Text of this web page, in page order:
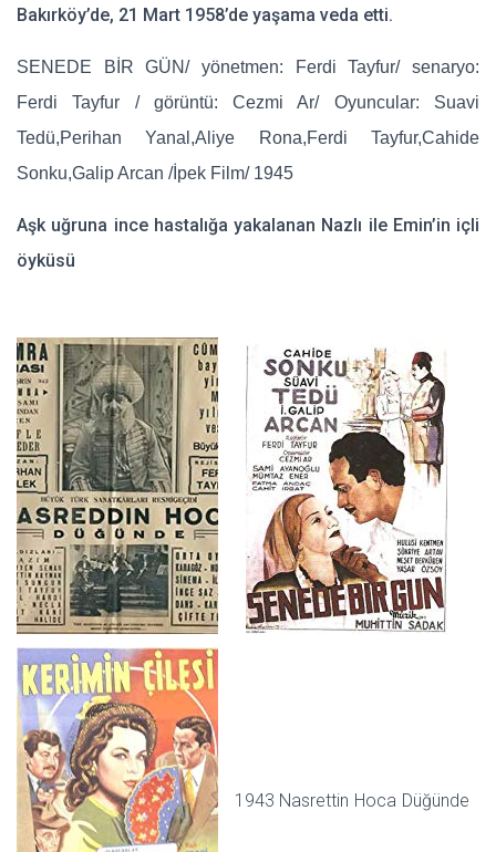
Bakırköy’de, 21 Mart 1958’de yaşama veda etti.
SENEDE BİR GÜN/ yönetmen: Ferdi Tayfur/ senaryo:
Ferdi Tayfur / görüntü: Cezmi Ar/ Oyuncular: Suavi
Tedü,Perihan Yanal,Aliye Rona,Ferdi Tayfur,Cahide
Sonku,Galip Arcan /İpek Film/ 1945
Aşk uğruna ince hastalığa yakalanan Nazlı ile Emin’in içli
öyküsü
1943 Nasrettin Hoca Düğünde